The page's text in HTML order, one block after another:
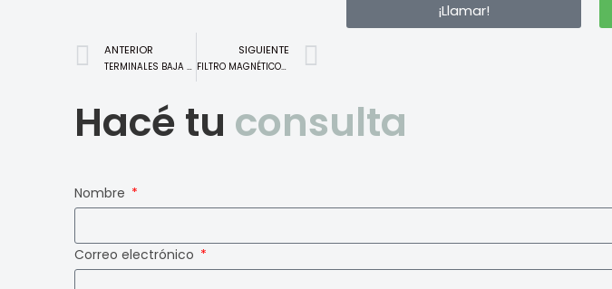
ANTERIOR SIGUIENTE
¡Llamar!
Hacé tu consulta
Nombre
Correo electrónico